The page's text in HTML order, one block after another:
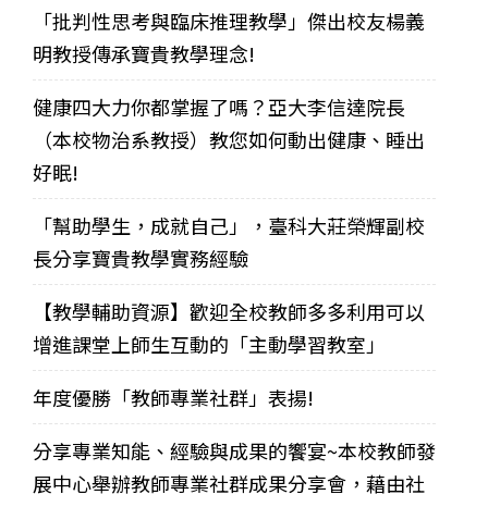
「批判性思考與臨床推理教學」傑出校友楊義
明教授傳承寶貴教學理念!
健康四大力你都掌握了嗎？亞大李信達院長
（本校物治系教授）教您如何動出健康、睡出
好眠!
「幫助學生，成就自己」，臺科大莊榮輝副校
長分享寶貴教學實務經驗
【教學輔助資源】歡迎全校教師多多利用可以
增進課堂上師生互動的「主動學習教室」
年度優勝「教師專業社群」表揚!
分享專業知能、經驗與成果的饗宴~本校教師發
展中心舉辦教師專業社群成果分享會，藉由社